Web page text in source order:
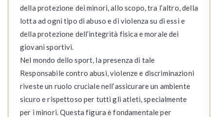
della protezione dei minori, allo scopo, tra l’altro, della
lotta ad ogni tipo di abuso e di violenza su di essi e
della protezione dell’integrità fisica e morale dei
giovani sportivi.
Nel mondo dello sport, la presenza di tale
Responsabile contro abusi, violenze e discriminazioni
riveste un ruolo cruciale nell’assicurare un ambiente
sicuro e rispettoso per tutti gli atleti, specialmente
per i minori. Questa figura è fondamentale per